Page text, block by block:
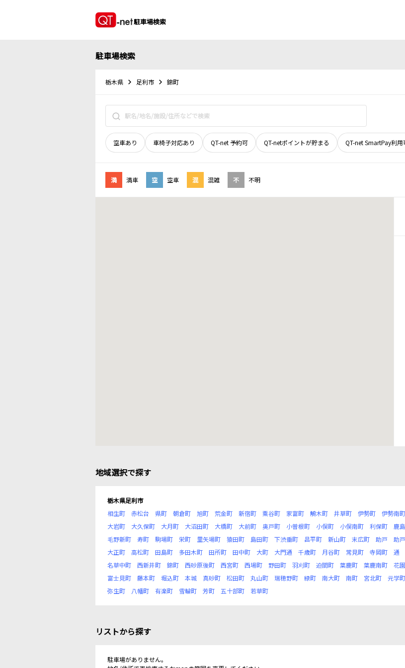
駐車場検索
駐車場検索
栃木県 足利市 錦町
空車あり 車椅子対応あり QT-net 予約可 QT-netポイントが貯まる QT-net SmartPay利用
満 満車 空 空車 混 混雑 不 不明
地域選択で探す
栃木県足利市
相生町
赤松台 県町 朝倉町 旭町 荒金町 新宿町 粟谷町 家富町 鵤木町 井草町 伊勢町 伊勢南町
大岩町
大久保町 大月町 大沼田町 大橋町 大前町 奥戸町 小曽根町 小俣町 小俣南町 利保町 鹿
毛野新町
寿町 駒場町 栄町 里矢場町 猿田町 島田町 下渋垂町 昌平町 新山町 末広町 助戸 助
大正町
高松町 田島町 多田木町 田所町 田中町 大町 大門通 千歳町 月谷町 常見町 寺岡町 通
名草中町
西新井町 錦町 西砂原後町 西宮町 西場町 野田町 羽刈町 迫間町 葉鹿町 葉鹿南町 花
富士見町
藤本町 堀込町 本城 真砂町 松田町 丸山町 瑞穂野町 緑町 南大町 南町 宮北町 元学町
弥生町
八幡町 有楽町 雪輪町 芳町 五十部町 若草町
リストから探す
駐車場がありません。